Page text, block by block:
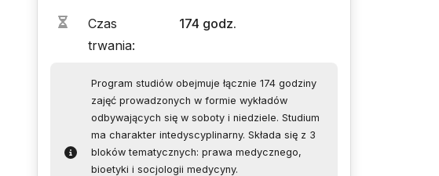
Czas
trwania:
174 godz.
Program studiów obejmuje łącznie 174 godziny
zajęć prowadzonych w formie wykładów
odbywających się w soboty i niedziele. Studium
ma charakter intedyscyplinarny. Składa się z 3
bloków tematycznych: prawa medycznego,
bioetyki i socjologii medycyny.